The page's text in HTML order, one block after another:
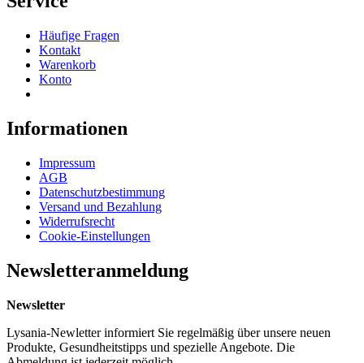
Häufige Fragen
Kontakt
Warenkorb
Konto
Informationen
Impressum
AGB
Datenschutzbestimmung
Versand und Bezahlung
Widerrufsrecht
Cookie-Einstellungen
Newsletteranmeldung
Newsletter
Lysania-Newletter informiert Sie regelmäßig über unsere neuen
Produkte, Gesundheitstipps und spezielle Angebote. Die